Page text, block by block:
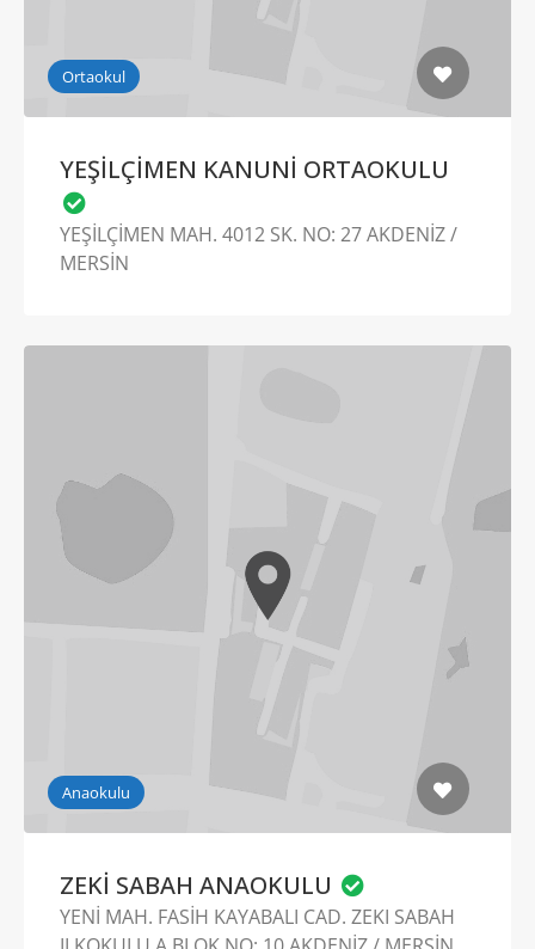
Ortaokul
YEŞİLÇİMEN KANUNİ ORTAOKULU
YEŞİLÇİMEN MAH. 4012 SK. NO: 27 AKDENİZ /
MERSİN
Anaokulu
ZEKİ SABAH ANAOKULU
YENİ MAH. FASİH KAYABALI CAD. ZEKI SABAH